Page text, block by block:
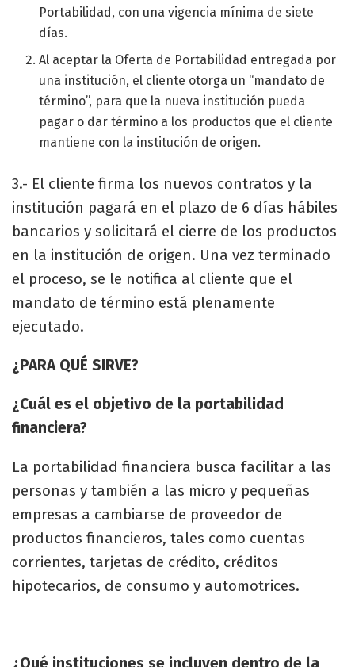
Portabilidad, con una vigencia mínima de siete
días.
Al aceptar la Oferta de Portabilidad entregada por
una institución, el cliente otorga un “mandato de
término”, para que la nueva institución pueda
pagar o dar término a los productos que el cliente
mantiene con la institución de origen.
3.- El cliente firma los nuevos contratos y la
institución pagará en el plazo de 6 días hábiles
bancarios y solicitará el cierre de los productos
en la institución de origen. Una vez terminado
el proceso, se le notifica al cliente que el
mandato de término está plenamente
ejecutado.
¿PARA QUÉ SIRVE?
¿Cuál es el objetivo de la portabilidad
financiera?
La portabilidad financiera busca facilitar a las
personas y también a las micro y pequeñas
empresas a cambiarse de proveedor de
productos financieros, tales como cuentas
corrientes, tarjetas de crédito, créditos
hipotecarios, de consumo y automotrices.
¿Qué instituciones se incluyen dentro de la